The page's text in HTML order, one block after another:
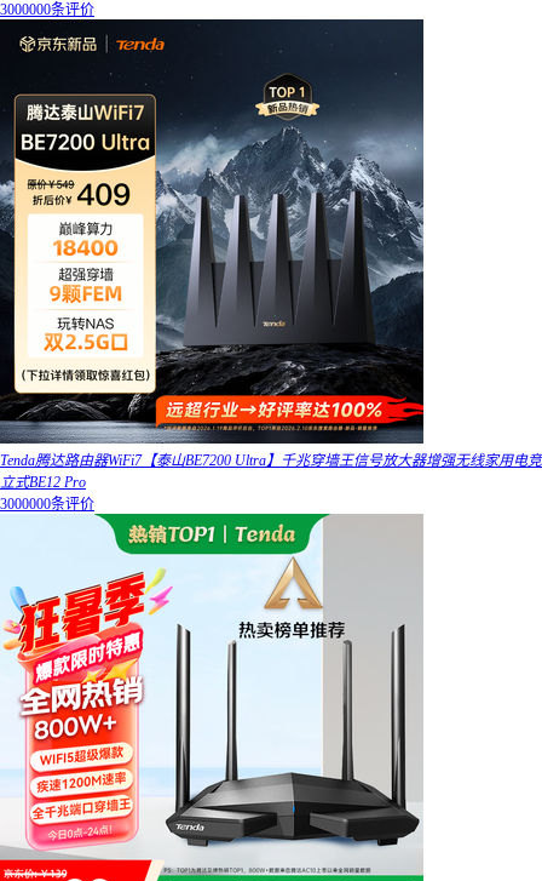
3000000条评价
Tenda腾达路由器WiFi7【泰山BE7200 Ultra】千兆穿墙王信号放大器增强无线家用电竞
立式BE12 Pro
3000000条评价